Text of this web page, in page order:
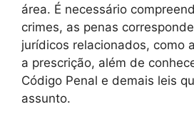
área. É necessário
crimes, as penas
jurídicos relacionados, como
a prescrição, além de
Código Penal e demais leis
assunto.